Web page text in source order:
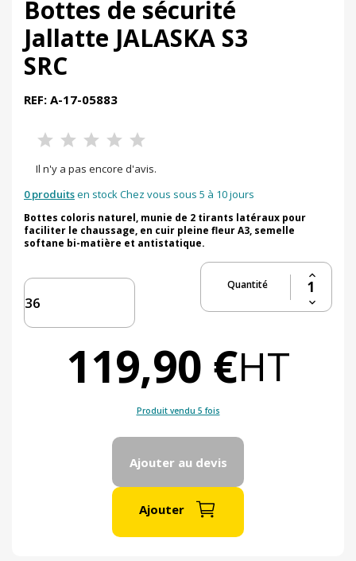
Bottes de sécurité
Jallatte JALASKA S3
SRC
REF: A-17-05883
Il n'y a pas encore d'avis.
0 produitsen stock Chez vous sous 5 à 10 jours
Bottes coloris naturel, munie de 2 tirants latéraux pour
faciliter le chaussage, en cuir pleine fleur A3, semelle
softane bi-matière et antistatique.
Quantité
119,90 €HT
Produit vendu 5 fois
Ajouter au devis
Ajouter